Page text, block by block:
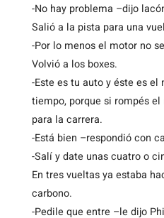
-No hay problema –dijo
Salió a la pista para una
-Por lo menos el motor no
Volvió a los boxes.
-Este es tu auto y éste es
tiempo, porque si rompés
para la carrera.
-Está bien –respondió con
-Salí y date unas cuatro o
En tres vueltas ya estaba
carbono.
-Pedile que entre –le dijo